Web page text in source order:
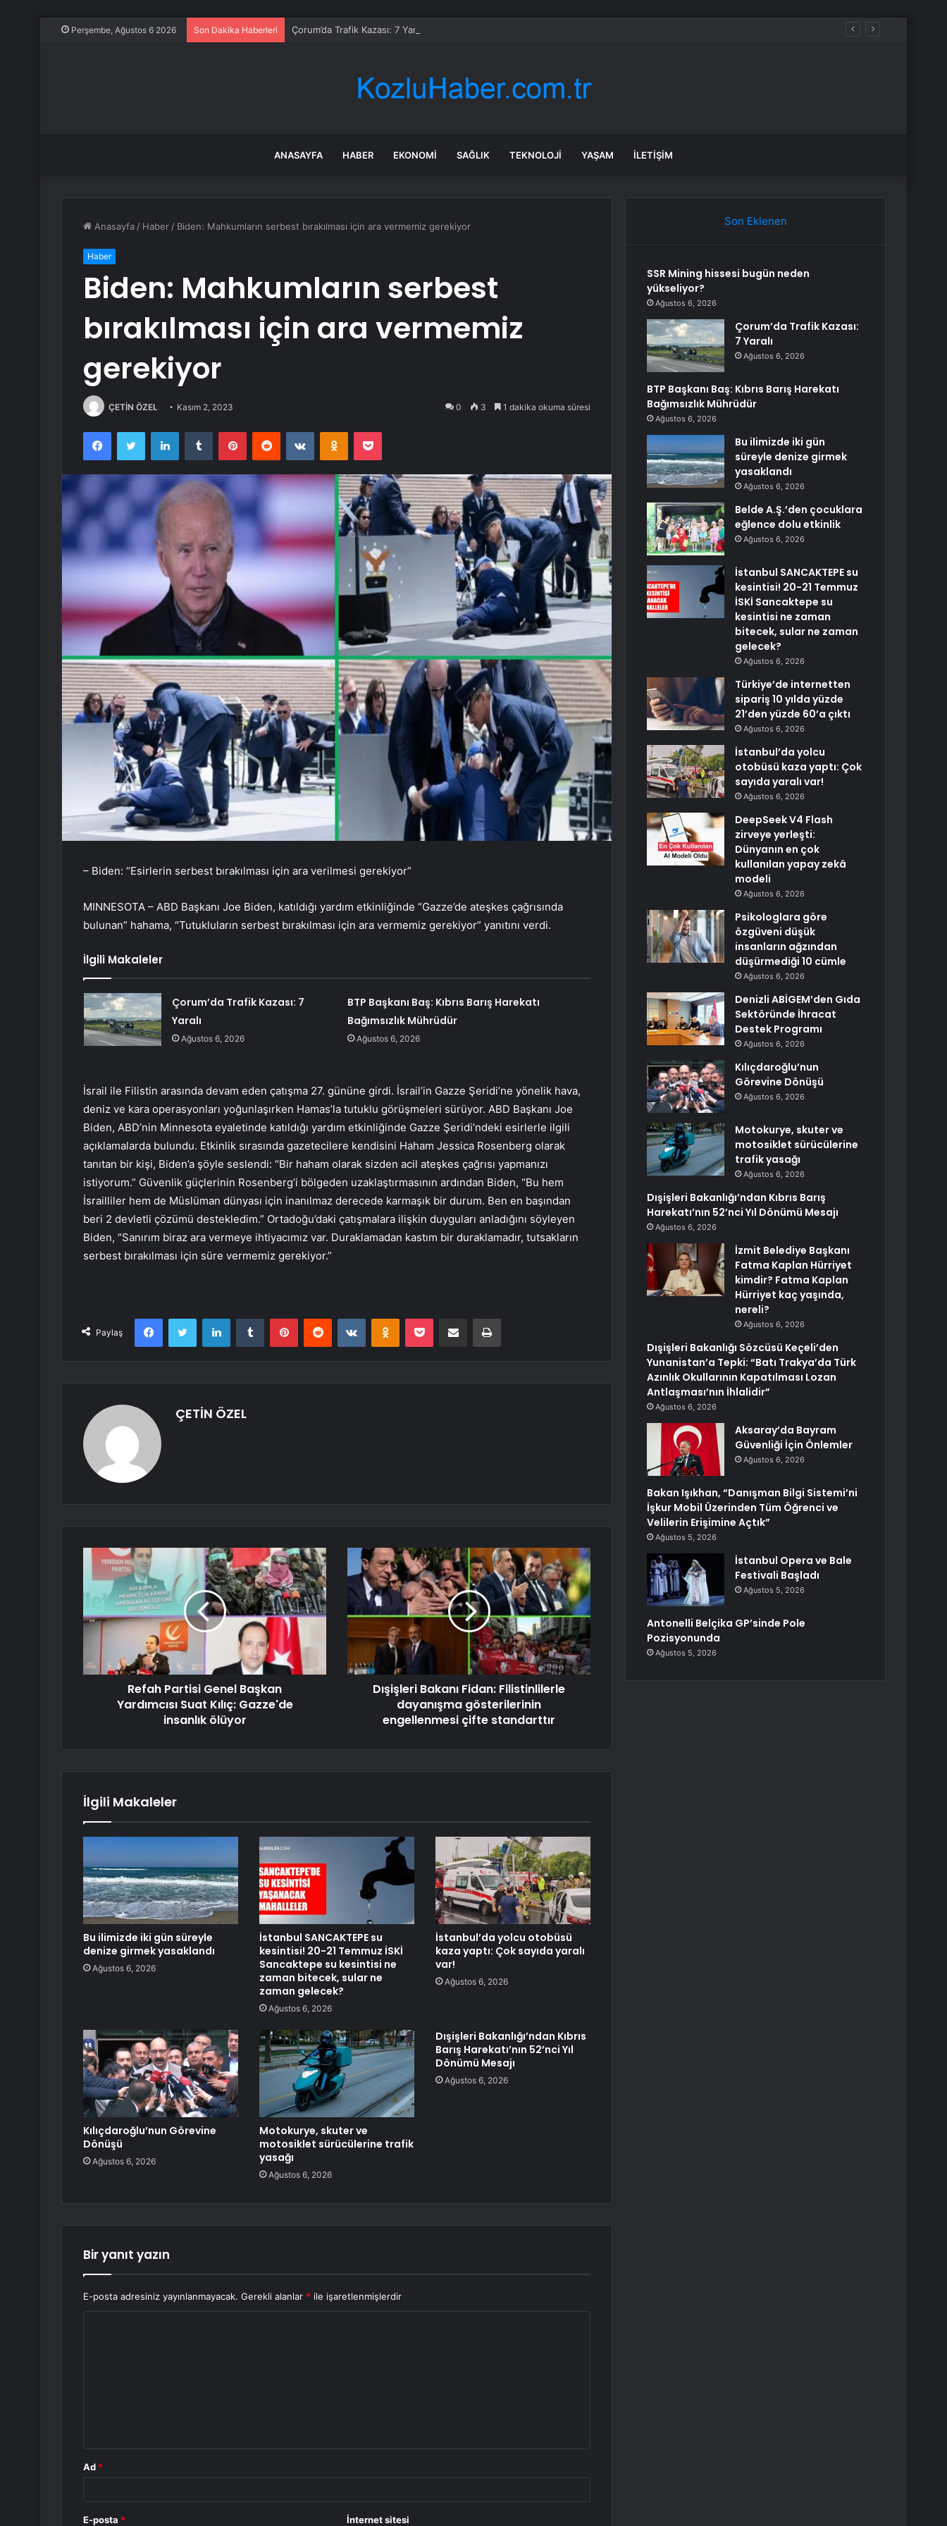
Perşembe, Ağustos 6 2026 Son Dakika Haberleri Çorum’da Trafik Kazası: 7 Yaralı
ANASAYFA HABER EKONOMI SAĞLIK TEKNOLOJI YAŞAM İLETIŞIM
Anasayfa / Haber / Biden: Mahkumların serbest bırakılması için ara vermemiz gerekiyor
Haber
Biden: Mahkumların serbest
bırakılması için ara vermemiz
gerekiyor
ÇETİN ÖZEL Kasım 2, 2023 0 3 1 dakika okuma süresi
FacebookTwitter LinkedInTumblr PinterestReddit VKontakteOdnoklassniki
Pocket
– Biden: “Esirlerin serbest bırakılması için ara verilmesi gerekiyor”
MINNESOTA – ABD Başkanı Joe Biden, katıldığı yardım etkinliğinde “Gazze’de ateşkes çağrısında
bulunan” hahama, “Tutukluların serbest bırakılması için ara vermemiz gerekiyor” yanıtını verdi.
İlgili Makaleler
Çorum’da Trafik Kazası: 7
Yaralı
Ağustos 6, 2026
BTP Başkanı Baş: Kıbrıs Barış Harekatı
Bağımsızlık Mührüdür
Ağustos 6, 2026
İsrail ile Filistin arasında devam eden çatışma 27. gününe girdi. İsrail’in Gazze Şeridi’ne yönelik hava,
deniz ve kara operasyonları yoğunlaşırken Hamas’la tutuklu görüşmeleri sürüyor. ABD Başkanı Joe
Biden, ABD’nin Minnesota eyaletinde katıldığı yardım etkinliğinde Gazze Şeridi’ndeki esirlerle ilgili
açıklamalarda bulundu. Etkinlik sırasında gazetecilere kendisini Haham Jessica Rosenberg olarak
tanıtan bir kişi, Biden’a şöyle seslendi: “Bir haham olarak sizden acil ateşkes çağrısı yapmanızı
istiyorum.” Güvenlik güçlerinin Rosenberg’i bölgeden uzaklaştırmasının ardından Biden, “Bu hem
İsrailliler hem de Müslüman dünyası için inanılmaz derecede karmaşık bir durum. Ben en başından
beri 2 devletli çözümü destekledim.” Ortadoğu’daki çatışmalara ilişkin duyguları anladığını söyleyen
Biden, “Sanırım biraz ara vermeye ihtiyacımız var. Duraklamadan kastım bir duraklamadır, tutsakların
serbest bırakılması için süre vermemiz gerekiyor.”
Paylaş
FacebookTwitter LinkedInTumblr PinterestReddit VKontakteOdnoklassniki
Pocket E-Posta ile paylaş Yazdır
ÇETİN ÖZEL
Refah Partisi Genel Başkan
Yardımcısı Suat Kılıç: Gazze'de
insanlık ölüyor
Dışişleri Bakanı Fidan: Filistinlilerle
dayanışma gösterilerinin
engellenmesi çifte standarttır
İlgili Makaleler
Bu ilimizde iki gün süreyle
denize girmek yasaklandı
Ağustos 6, 2026
İstanbul SANCAKTEPE su
kesintisi! 20-21 Temmuz İSKİ
Sancaktepe su kesintisi ne
zaman bitecek, sular ne
zaman gelecek?
Ağustos 6, 2026
İstanbul’da yolcu otobüsü
kaza yaptı: Çok sayıda yaralı
var!
Ağustos 6, 2026
Kılıçdaroğlu’nun Görevine
Dönüşü
Ağustos 6, 2026
Motokurye, skuter ve
motosiklet sürücülerine trafik
yasağı
Ağustos 6, 2026
Dışişleri Bakanlığı’ndan Kıbrıs
Barış Harekatı’nın 52’nci Yıl
Dönümü Mesajı
Ağustos 6, 2026
Bir yanıt yazın
E-posta adresiniz yayınlanmayacak. Gerekli alanlar * ile işaretlenmişlerdir
Ad *
E-posta * İnternet sitesi
Son Eklenen
SSR Mining hissesi bugün neden
yükseliyor?
Ağustos 6, 2026
Çorum’da Trafik Kazası:
7 Yaralı
Ağustos 6, 2026
BTP Başkanı Baş: Kıbrıs Barış Harekatı
Bağımsızlık Mührüdür
Ağustos 6, 2026
Bu ilimizde iki gün
süreyle denize girmek
yasaklandı
Ağustos 6, 2026
Belde A.Ş.’den çocuklara
eğlence dolu etkinlik
Ağustos 6, 2026
İstanbul SANCAKTEPE su
kesintisi! 20-21 Temmuz
İSKİ Sancaktepe su
kesintisi ne zaman
bitecek, sular ne zaman
gelecek?
Ağustos 6, 2026
Türkiye’de internetten
sipariş 10 yılda yüzde
21’den yüzde 60’a çıktı
Ağustos 6, 2026
İstanbul’da yolcu
otobüsü kaza yaptı: Çok
sayıda yaralı var!
Ağustos 6, 2026
DeepSeek V4 Flash
zirveye yerleşti:
Dünyanın en çok
kullanılan yapay zekâ
modeli
Ağustos 6, 2026
Psikologlara göre
özgüveni düşük
insanların ağzından
düşürmediği 10 cümle
Ağustos 6, 2026
Denizli ABİGEM’den Gıda
Sektöründe İhracat
Destek Programı
Ağustos 6, 2026
Kılıçdaroğlu’nun
Görevine Dönüşü
Ağustos 6, 2026
Motokurye, skuter ve
motosiklet sürücülerine
trafik yasağı
Ağustos 6, 2026
Dışişleri Bakanlığı’ndan Kıbrıs Barış
Harekatı’nın 52’nci Yıl Dönümü Mesajı
Ağustos 6, 2026
İzmit Belediye Başkanı
Fatma Kaplan Hürriyet
kimdir? Fatma Kaplan
Hürriyet kaç yaşında,
nereli?
Ağustos 6, 2026
Dışişleri Bakanlığı Sözcüsü Keçeli’den
Yunanistan’a Tepki: “Batı Trakya’da Türk
Azınlık Okullarının Kapatılması Lozan
Antlaşması’nın İhlalidir”
Ağustos 6, 2026
Aksaray’da Bayram
Güvenliği İçin Önlemler
Ağustos 6, 2026
Bakan Işıkhan, “Danışman Bilgi Sistemi’ni
İşkur Mobil Üzerinden Tüm Öğrenci ve
Velilerin Erişimine Açtık”
Ağustos 5, 2026
İstanbul Opera ve Bale
Festivali Başladı
Ağustos 5, 2026
Antonelli Belçika GP’sinde Pole
Pozisyonunda
Ağustos 5, 2026